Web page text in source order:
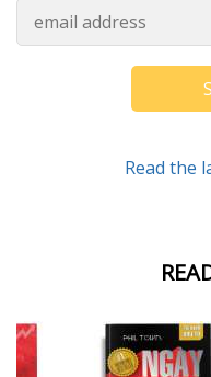
Read the